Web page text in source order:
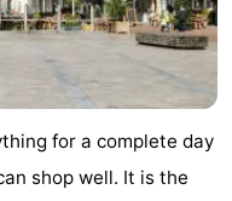
for a complete day
shop well. It is the